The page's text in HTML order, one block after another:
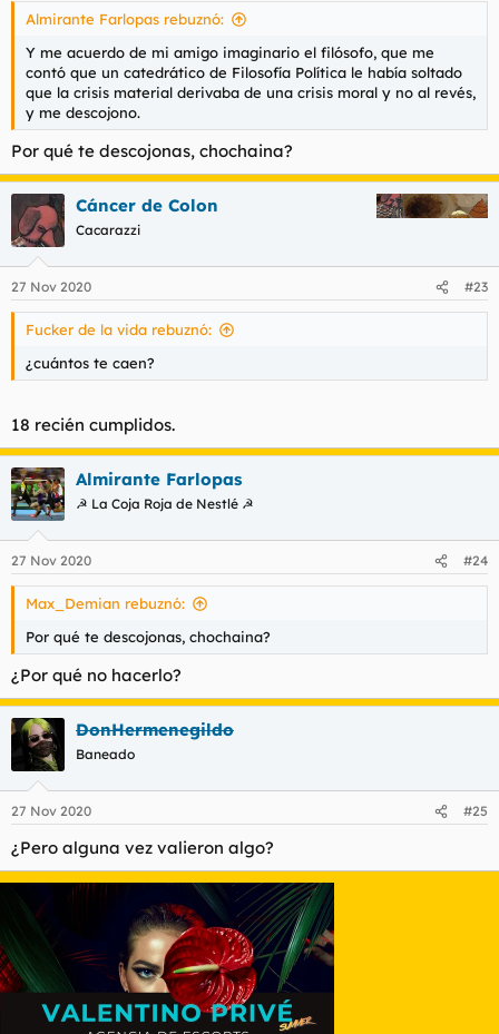
Almirante Farlopas rebuznó:
Y me acuerdo de mi amigo imaginario el filósofo, que me
contó que un catedrático de Filosofía Política le había soltado
que la crisis material derivaba de una crisis moral y no al revés,
y me descojono.
Por qué te descojonas, chochaina?
Cáncer de Colon
Cacarazzi
27 Nov 2020 #23
Fucker de la vida rebuznó:
¿cuántos te caen?
18 recién cumplidos.
Almirante Farlopas
☭ La Coja Roja de Nestlé ☭
27 Nov 2020 #24
Max_Demian rebuznó:
Por qué te descojonas, chochaina?
¿Por qué no hacerlo?
DonHermenegildo
Baneado
27 Nov 2020 #25
¿Pero alguna vez valieron algo?